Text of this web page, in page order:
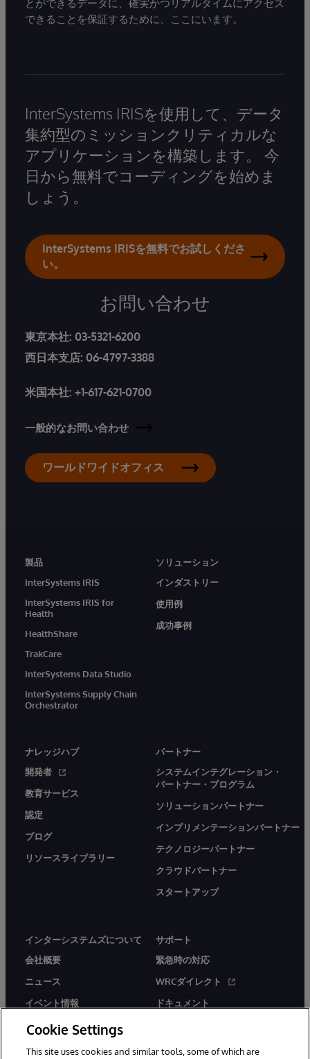
とができるデータに、確実かつリアルタイムにアクセス
できることを保証するために、ここにいます。
InterSystems IRISを使用して、データ
集約型のミッションクリティカルな
アプリケーションを構築します。 今
日から無料でコーディングを始めま
しょう。
InterSystems IRISを無料でお試しくださ
い。
お問い合わせ
東京本社: 03-5321-6200
西日本支店: 06-4797-3388
米国本社: +1-617-621-0700
一般的なお問い合わせ
ワールドワイドオフィス
製品
InterSystems IRIS
InterSystems IRIS for
Health
HealthShare
TrakCare
InterSystems Data Studio
InterSystems Supply Chain
Orchestrator
ソリューション
インダストリー
使用例
成功事例
ナレッジハブ
開発者
教育サービス
認定
ブログ
リソースライブラリー
パートナー
システムインテグレーション・
パートナー・プログラム
ソリューションパートナー
インプリメンテーションパートナー
テクノロジーパートナー
クラウドパートナー
スタートアップ
インターシステムズについて
会社概要
ニュース
イベント情報
採用情報
サポート
緊急時の対応
WRCダイレクト
ドキュメント
Cookie Settings
This site uses cookies and similar tools, some of which are